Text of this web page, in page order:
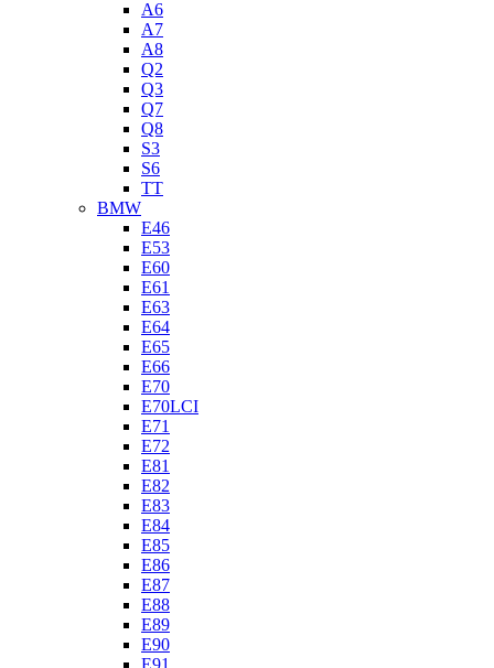
A6
A7
A8
Q2
Q3
Q7
Q8
S3
S6
TT
BMW
E46
E53
E60
E61
E63
E64
E65
E66
E70
E70LCI
E71
E72
E81
E82
E83
E84
E85
E86
E87
E88
E89
E90